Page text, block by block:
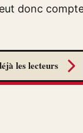
donc
les lecteurs